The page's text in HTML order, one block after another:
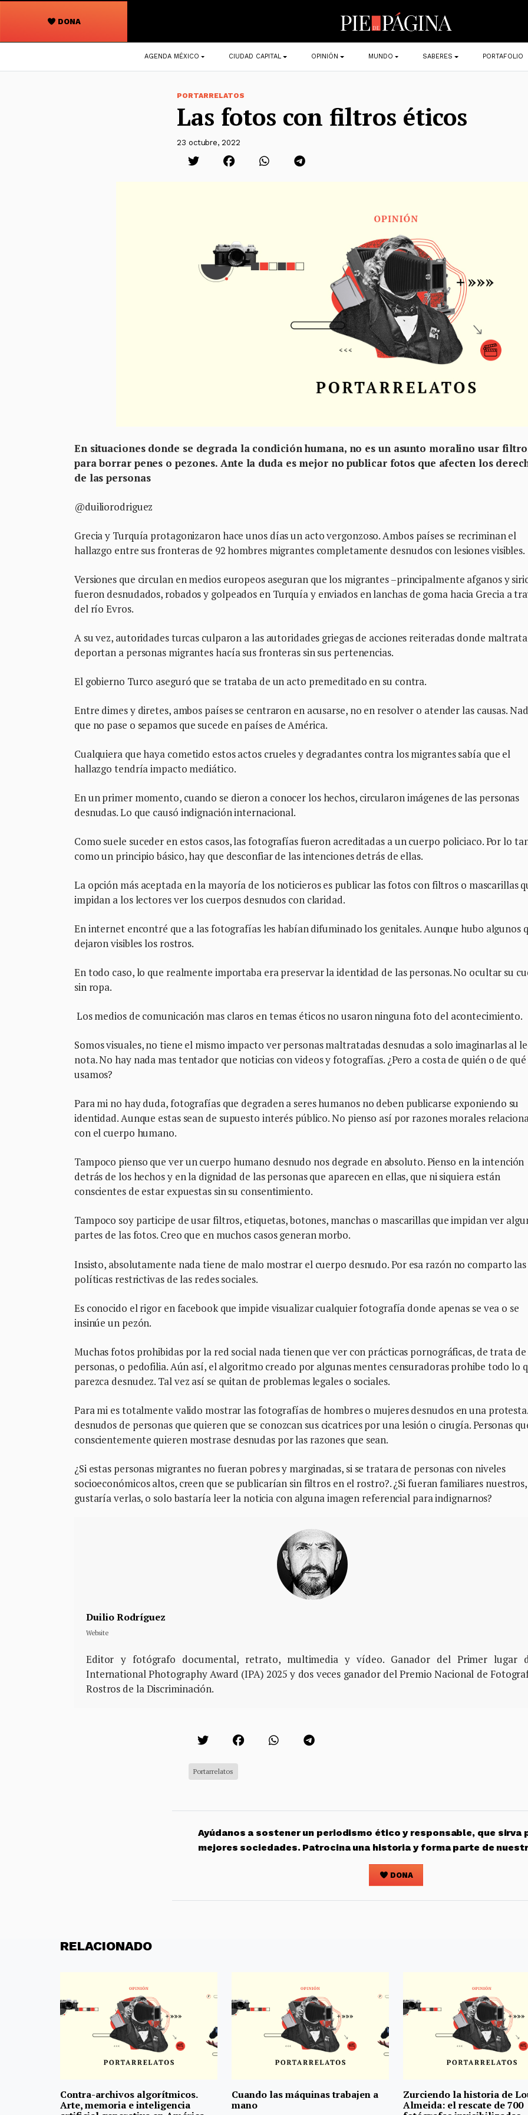
DONA
Navegación
principal
AGENDA MÉXICO CIUDAD CAPITAL OPINIÓN MUNDO SABERES PORTAFOLIO
PORTARRELATOS
Las fotos con filtros éticos
23 octubre, 2022
En situaciones donde se degrada la condición humana, no es un asunto moralino usar
para borrar penes o pezones. Ante la duda es mejor no publicar fotos que afecten los
de las personas
@duiliorodriguez
Grecia y Turquía protagonizaron hace unos días un acto vergonzoso. Ambos países se recriminan el
hallazgo entre sus fronteras de 92 hombres migrantes completamente desnudos con lesiones visibles.
Versiones que circulan en medios europeos aseguran que los migrantes –principalmente afganos y
fueron desnudados, robados y golpeados en Turquía y enviados en lanchas de goma hacia Grecia a
del río Evros.
A su vez, autoridades turcas culparon a las autoridades griegas de acciones reiteradas donde
deportan a personas migrantes hacía sus fronteras sin sus pertenencias.
El gobierno Turco aseguró que se trataba de un acto premeditado en su contra.
Entre dimes y diretes, ambos países se centraron en acusarse, no en resolver o atender las causas.
que no pase o sepamos que sucede en países de América.
Cualquiera que haya cometido estos actos crueles y degradantes contra los migrantes sabía que el
hallazgo tendría impacto mediático.
En un primer momento, cuando se dieron a conocer los hechos, circularon imágenes de las personas
desnudas. Lo que causó indignación internacional.
Como suele suceder en estos casos, las fotografías fueron acreditadas a un cuerpo policiaco. Por lo
como un principio básico, hay que desconfiar de las intenciones detrás de ellas.
La opción más aceptada en la mayoría de los noticieros es publicar las fotos con filtros o mascarillas
impidan a los lectores ver los cuerpos desnudos con claridad.
En internet encontré que a las fotografías les habían difuminado los genitales. Aunque hubo algunos
dejaron visibles los rostros.
En todo caso, lo que realmente importaba era preservar la identidad de las personas. No ocultar su
sin ropa.
Los medios de comunicación mas claros en temas éticos no usaron ninguna foto del acontecimiento.
Somos visuales, no tiene el mismo impacto ver personas maltratadas desnudas a solo imaginarlas al
nota. No hay nada mas tentador que noticias con videos y fotografías. ¿Pero a costa de quién o de qué
usamos?
Para mi no hay duda, fotografías que degraden a seres humanos no deben publicarse exponiendo su
identidad. Aunque estas sean de supuesto interés público. No pienso así por razones morales
con el cuerpo humano.
Tampoco pienso que ver un cuerpo humano desnudo nos degrade en absoluto. Pienso en la intención
detrás de los hechos y en la dignidad de las personas que aparecen en ellas, que ni siquiera están
conscientes de estar expuestas sin su consentimiento.
Tampoco soy participe de usar filtros, etiquetas, botones, manchas o mascarillas que impidan ver
partes de las fotos. Creo que en muchos casos generan morbo.
Insisto, absolutamente nada tiene de malo mostrar el cuerpo desnudo. Por esa razón no comparto las
políticas restrictivas de las redes sociales.
Es conocido el rigor en facebook que impide visualizar cualquier fotografía donde apenas se vea o se
insinúe un pezón.
Muchas fotos prohibidas por la red social nada tienen que ver con prácticas pornográficas, de trata de
personas, o pedofilia. Aún así, el algoritmo creado por algunas mentes censuradoras prohibe todo lo
parezca desnudez. Tal vez así se quitan de problemas legales o sociales.
Para mi es totalmente valido mostrar las fotografías de hombres o mujeres desnudos en una
desnudos de personas que quieren que se conozcan sus cicatrices por una lesión o cirugía. Personas
conscientemente quieren mostrase desnudas por las razones que sean.
¿Si estas personas migrantes no fueran pobres y marginadas, si se tratara de personas con niveles
socioeconómicos altos, creen que se publicarían sin filtros en el rostro?. ¿Si fueran familiares
gustaría verlas, o solo bastaría leer la noticia con alguna imagen referencial para indignarnos?
Duilio Rodríguez
Website
Editor y fotógrafo documental, retrato, multimedia y vídeo. Ganador del Primer lugar
International Photography Award (IPA) 2025 y dos veces ganador del Premio Nacional de
Rostros de la Discriminación.
Portarrelatos
Ayúdanos a sostener un periodismo ético y responsable, que sirva
mejores sociedades. Patrocina una historia y forma parte de
DONA
RELACIONADO
Contra-archivos algorítmicos.
Arte, memoria e inteligencia
Cuando las máquinas trabajen a
mano
Zurciendo la historia de
Almeida: el rescate de 700